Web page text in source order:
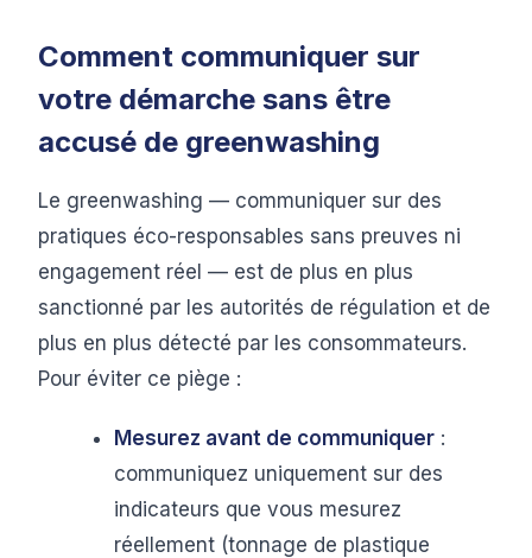
Comment communiquer sur
votre démarche sans être
accusé de greenwashing
Le greenwashing — communiquer sur des
pratiques éco-responsables sans preuves ni
engagement réel — est de plus en plus
sanctionné par les autorités de régulation et de
plus en plus détecté par les consommateurs.
Pour éviter ce piège :
Mesurez avant de communiquer :
communiquez uniquement sur des
indicateurs que vous mesurez
réellement (tonnage de plastique